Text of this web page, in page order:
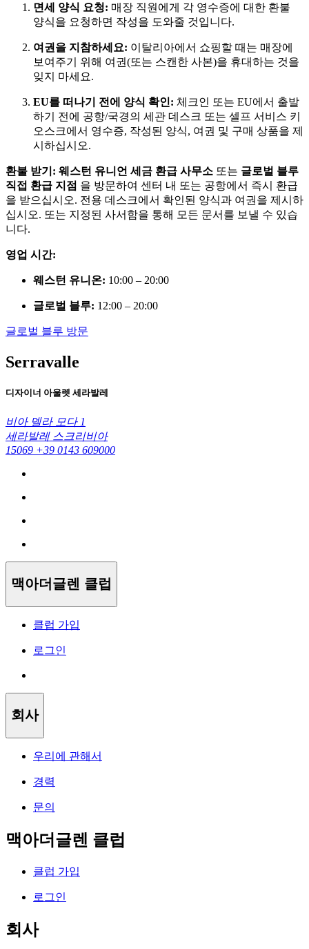
면세 양식 요청: 매장 직원에게 각 영수증에 대한 환불
양식을 요청하면 작성을 도와줄 것입니다.
여권을 지참하세요: 이탈리아에서 쇼핑할 때는 매장에
보여주기 위해 여권(또는 스캔한 사본)을 휴대하는 것을
잊지 마세요.
EU를 떠나기 전에 양식 확인: 체크인 또는 EU에서 출발
하기 전에 공항/국경의 세관 데스크 또는 셀프 서비스 키
오스크에서 영수증, 작성된 양식, 여권 및 구매 상품을 제
시하십시오.
환불 받기: 웨스턴 유니언 세금 환급 사무소 또는 글로벌 블루
직접 환급 지점 을 방문하여 센터 내 또는 공항에서 즉시 환급
을 받으십시오. 전용 데스크에서 확인된 양식과 여권을 제시하
십시오. 또는 지정된 사서함을 통해 모든 문서를 보낼 수 있습
니다.
영업 시간:
웨스턴 유니온: 10:00 – 20:00
글로벌 블루: 12:00 – 20:00
글로벌 블루 방문
Serravalle
디자이너 아울렛 세라발레
비아 델라 모다 1
세라발레 스크리비아
15069 +39 0143 609000
맥아더글렌 클럽
클럽 가입
로그인
회사
우리에 관해서
경력
문의
맥아더글렌 클럽
클럽 가입
로그인
회사